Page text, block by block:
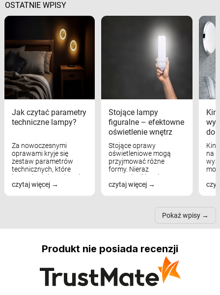
OSTATNIE WPISY
Jak czytać parametry
techniczne lampy?
Za nowoczesnymi
oprawami kryje się
zestaw parametrów
technicznych, które
bezpośrednio wpływają
na komfort widzenia,
czytaj więcej
Stojące lampy
figuralne – efektowne
oświetlenie wnętrz
Stojące oprawy
oświetleniowe mogą
przyjmować różne
formy. Nieraz
wspominaliśmy już
modele na łukowych
nich może przydać się w
czytaj więcej
na
Pokaż wpisy
Produkt nie posiada recenzji